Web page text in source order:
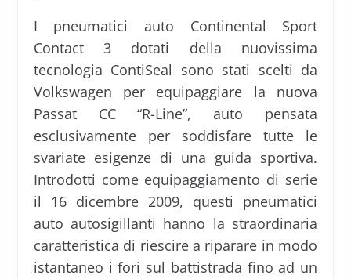
I pneumatici auto Continental Sport
Contact 3 dotati della nuovissima
tecnologia ContiSeal sono stati scelti da
Volkswagen per equipaggiare la nuova
Passat CC “R-Line”, auto pensata
esclusivamente per soddisfare tutte le
svariate esigenze di una guida sportiva.
Introdotti come equipaggiamento di serie
il 16 dicembre 2009, questi pneumatici
auto autosigillanti hanno la straordinaria
caratteristica di riescire a riparare in modo
istantaneo i fori sul battistrada fino ad un